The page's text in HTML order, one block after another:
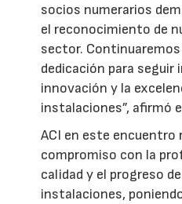
socios numerarios
el reconocimiento de
sector.
dedicación para seguir
innovación y la
instalaciones”, afirmó
ACI en este encuentro
compromiso con la
calidad y el progreso
instalaciones,